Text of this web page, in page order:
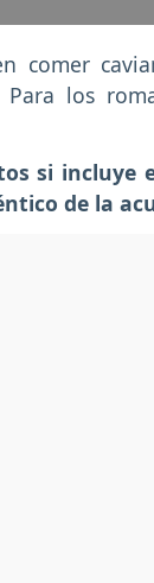
comer
los
si incluye
de la